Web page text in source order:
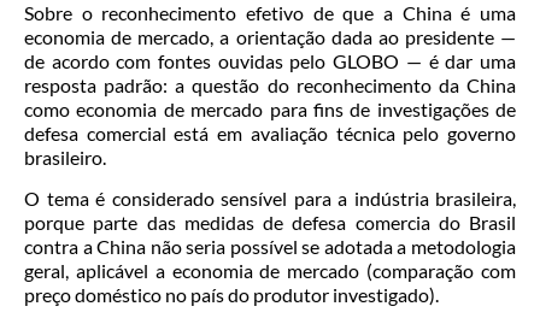
Sobre o reconhecimento efetivo de que a China é uma
economia de mercado, a orientação dada ao presidente —
de acordo com fontes ouvidas pelo GLOBO — é dar uma
resposta padrão: a questão do reconhecimento da China
como economia de mercado para fins de investigações de
defesa comercial está em avaliação técnica pelo governo
brasileiro.
O tema é considerado sensível para a indústria brasileira,
porque parte das medidas de defesa comercia do Brasil
contra a China não seria possível se adotada a metodologia
geral, aplicável a economia de mercado (comparação com
preço doméstico no país do produtor investigado).